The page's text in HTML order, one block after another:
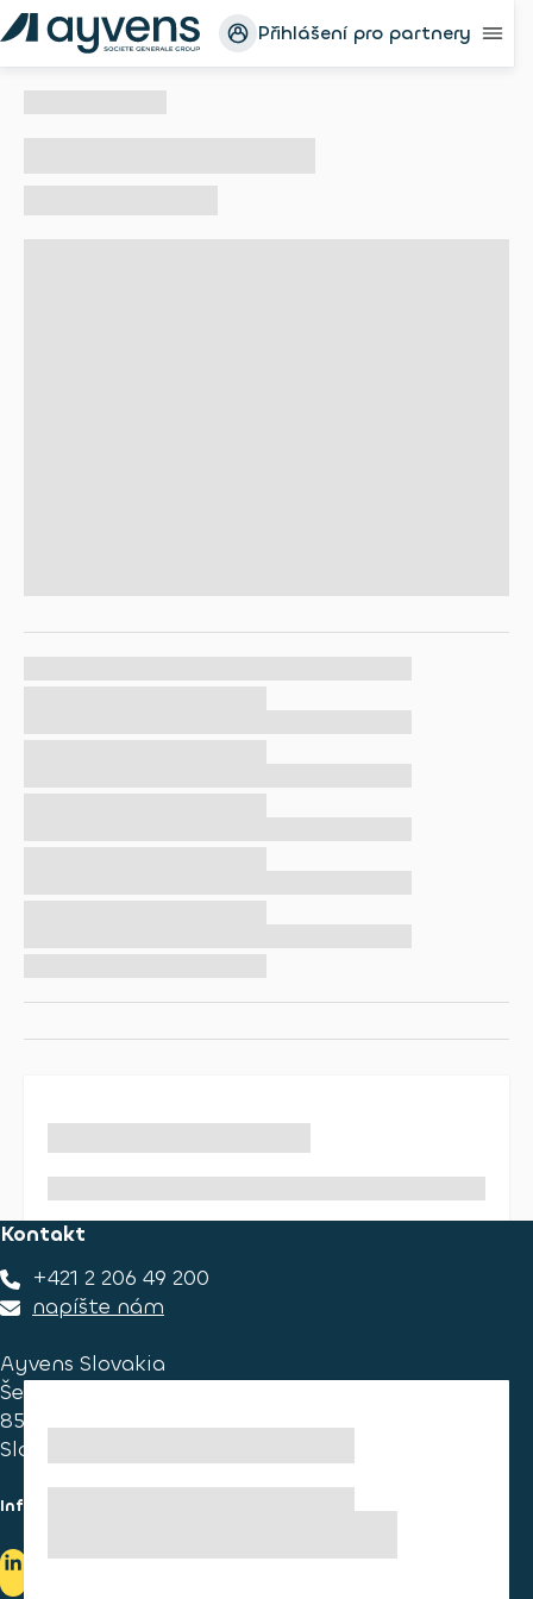
Přihlášení pro partnery
Kontakt
+421 2 206 49 200
napíšte nám
Ayvens Slovakia
Ševčenkova 34
851 01 Bratislava
Slovakia
Informace pro spotřebitele